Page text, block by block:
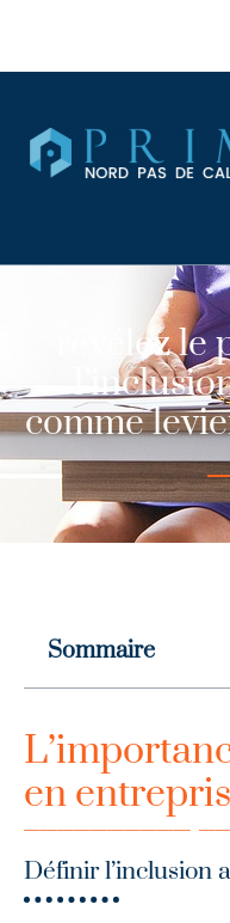
révélez
comme
Sommaire
en
Définir l’inclusion